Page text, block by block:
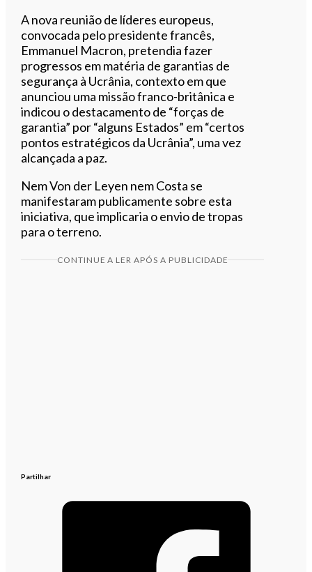
A nova reunião de líderes europeus,
convocada pelo presidente francês,
Emmanuel Macron, pretendia fazer
progressos em matéria de garantias de
segurança à Ucrânia, contexto em que
anunciou uma missão franco-britânica e
indicou o destacamento de “forças de
garantia” por “alguns Estados” em “certos
pontos estratégicos da Ucrânia”, uma vez
alcançada a paz.
Nem Von der Leyen nem Costa se
manifestaram publicamente sobre esta
iniciativa, que implicaria o envio de tropas
para o terreno.
CONTINUE A LER APÓS A PUBLICIDADE
Partilhar